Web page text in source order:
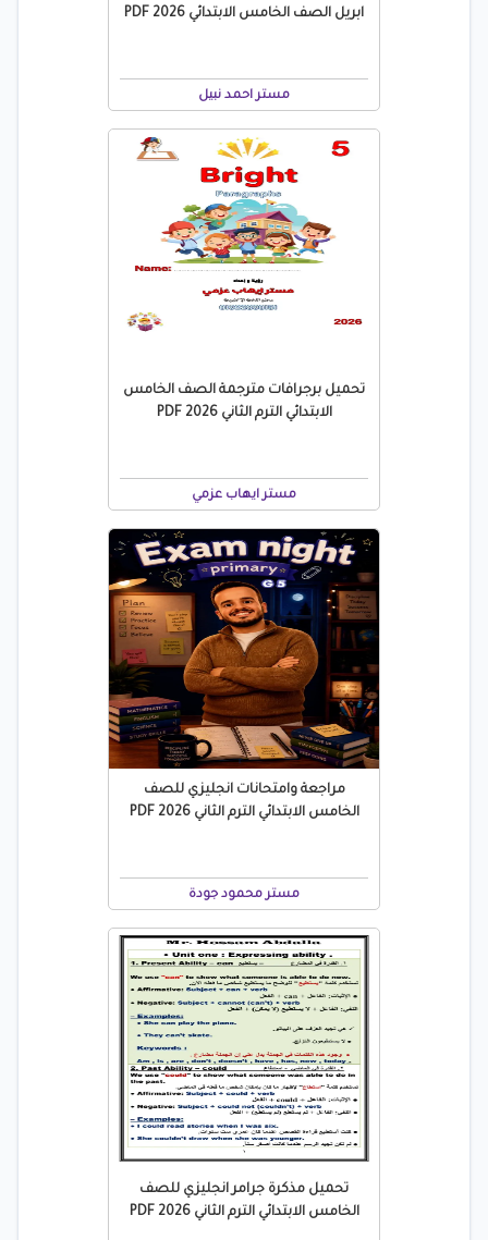
ابريل الصف الخامس الابتدائي 2026 PDF
مستر احمد نبيل
تحميل برجرافات مترجمة الصف الخامس
الابتدائي الترم الثاني 2026 PDF
مستر ايهاب عزمي
مراجعة وامتحانات انجليزي للصف
الخامس الابتدائي الترم الثاني 2026 PDF
مستر محمود جودة
تحميل مذكرة جرامر انجليزي للصف
الخامس الابتدائي الترم الثاني 2026 PDF